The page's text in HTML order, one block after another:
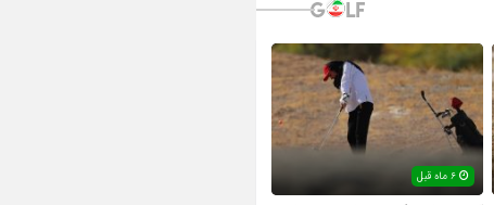
۶ ماه قبل